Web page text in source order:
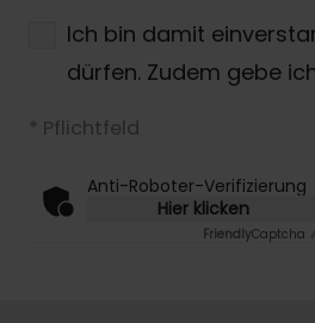
Ich bin damit
dürfen. Zudem gebe
* Pflichtfeld
Anti-Roboter-Verifizierung
Hier klicken
FriendlyCaptcha